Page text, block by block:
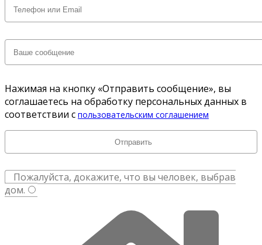
Нажимая на кнопку «Отправить сообщение», вы
соглашаетесь на обработку персональных данных в
соответствии с пользовательским соглашением
Пожалуйста, докажите, что вы человек, выбрав
дом.